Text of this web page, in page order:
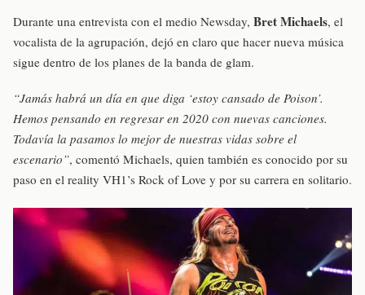
Durante una entrevista con el medio Newsday, Bret Michaels, el
vocalista de la agrupación, dejó en claro que hacer nueva música
sigue dentro de los planes de la banda de glam.
“Jamás habrá un día en que diga ‘estoy cansado de Poison’.
Hemos pensando en regresar en 2020 con nuevas canciones.
Todavía la pasamos lo mejor de nuestras vidas sobre el
escenario”, comentó Michaels, quien también es conocido por su
paso en el reality VH1’s Rock of Love y por su carrera en solitario.